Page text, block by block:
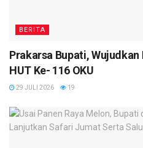
BERITA
Prakarsa Bupati,
HUT Ke- 116 OKU
29 JULI 2026 19